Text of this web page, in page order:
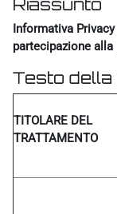
Informativa
partecipazione
Testo della
TITOLARE DEL
TRATTAMENTO